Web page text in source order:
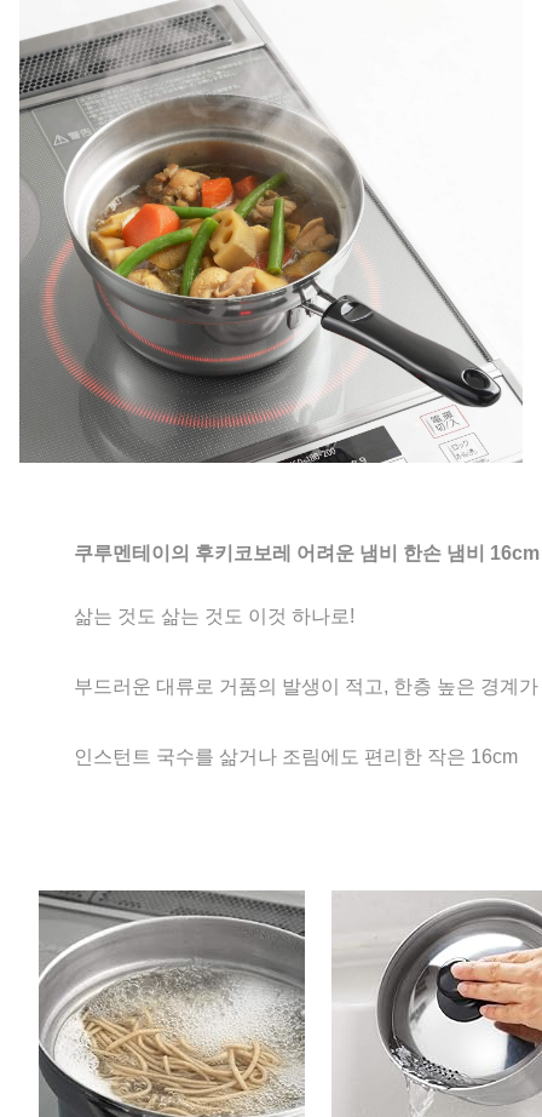
쿠루멘테이의 후키코보레 어려운 냄비 한손 냄비 16cm
삶는 것도 삶는 것도 이것 하나로!
부드러운 대류로 거품의 발생이 적고, 한층 높은 경계
인스턴트 국수를 삶거나 조림에도 편리한 작은 16cm